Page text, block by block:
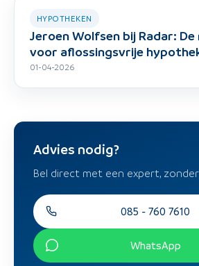
HYPOTHEKEN
Jeroen Wolfsen bij Radar:
voor aflossingsvrije
01-04-2026
Advies nodig?
Bel direct met een expert,
085 - 760 7610
WhatsApp